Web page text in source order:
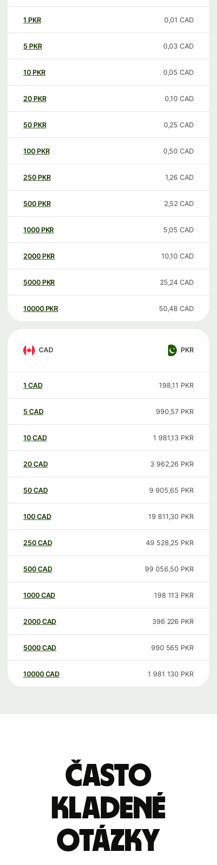
1 PKR 0,01 CAD
5 PKR 0,03 CAD
10 PKR 0,05 CAD
20 PKR 0,10 CAD
50 PKR 0,25 CAD
100 PKR 0,50 CAD
250 PKR 1,26 CAD
500 PKR 2,52 CAD
1000 PKR 5,05 CAD
2000 PKR 10,10 CAD
5000 PKR 25,24 CAD
10000 PKR 50,48 CAD
CAD PKR
1 CAD 198,11 PKR
5 CAD 990,57 PKR
10CAD 1 981,13 PKR
20CAD 3 962,26 PKR
50CAD 9 905,65 PKR
100CAD 19 811,30 PKR
250CAD 49 528,25 PKR
500CAD 99 056,50 PKR
1000CAD 198 113 PKR
2000CAD 396 226 PKR
5000CAD 990 565 PKR
10000 CAD 1 981 130 PKR
Často
kladené
otázky